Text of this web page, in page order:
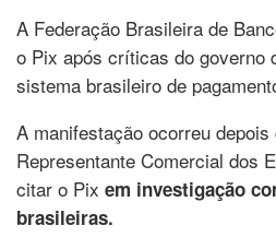
A Federação Brasileira de
o Pix após críticas do governo
sistema brasileiro de
A manifestação ocorreu
Representante Comercial dos
citar o Pix em investigação
brasileiras.